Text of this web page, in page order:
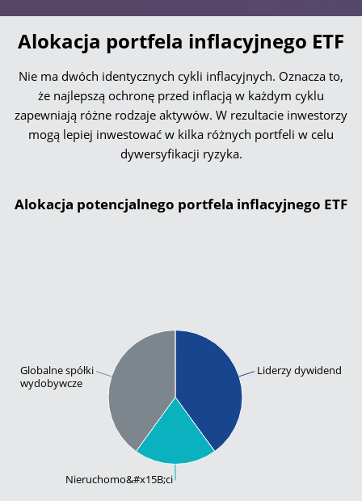
Alokacja portfela inflacyjnego ETF
Nie ma dwóch identycznych cykli inflacyjnych. Oznacza to,
że najlepszą ochronę przed inflacją w każdym cyklu
zapewniają różne rodzaje aktywów. W rezultacie inwestorzy
mogą lepiej inwestować w kilka różnych portfeli w celu
dywersyfikacji ryzyka.
Alokacja potencjalnego portfela inflacyjnego ETF
Liderzy dywidend
Nieruchomo&#x15B;ci
Globalne spółki
wydobywcze